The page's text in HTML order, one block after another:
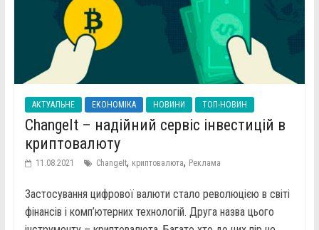
АКТУАЛЬНЕ ЕКОНОМІКА НОВИНИ ТОП-НОВИН
ChangeIt – надійний сервіс інвестицій в
криптовалюту
11.08.2021 ChangeIt, криптовалюта, Реклама
Застосування цифрової валюти стало революцією в світі
фінансів і комп’ютерних технологій. Друга назва цього